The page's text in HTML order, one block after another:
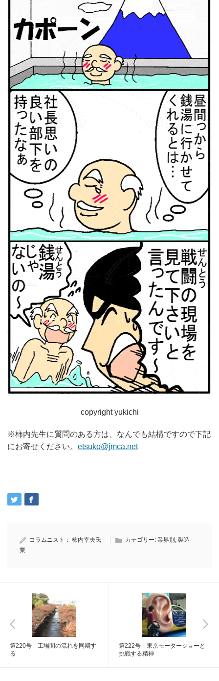
copyright yukichi
※柿内先生に質問のある方は、なんでも結構ですので下記
にお寄せください。 etsuko@jmca.net
コラムニスト： 柿内幸夫氏 カテゴリー: 業界別, 製造
業
第220号 工場間の流れを同期す
る
第222号 東京モーターショーと
挑戦する精神